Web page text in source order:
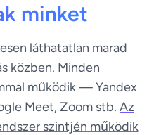
minket
láthatatlan marad
közben. Minden
működik — Yandex
Meet, Zoom stb. Az
szintjén működik